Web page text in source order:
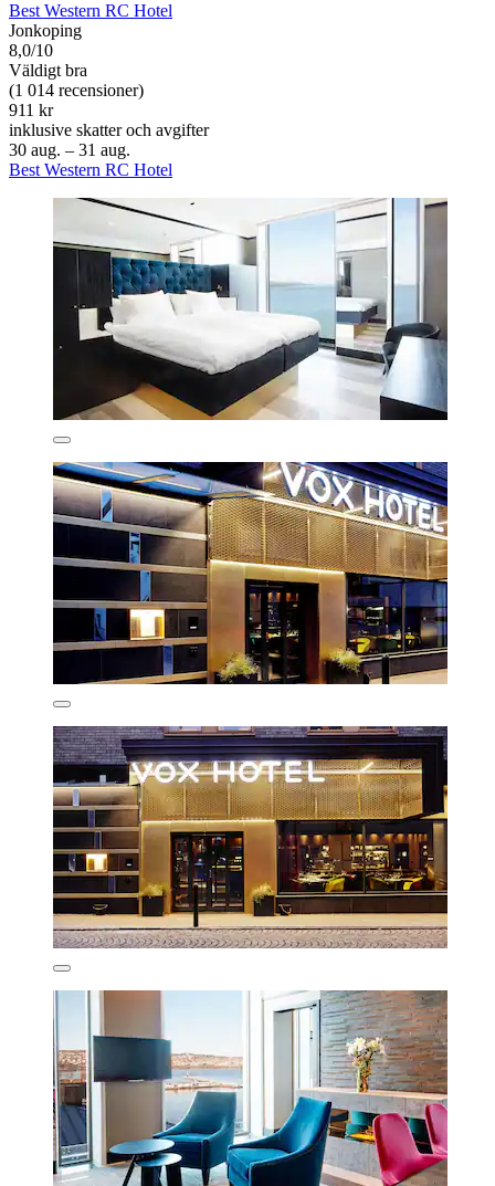
Best Western RC Hotel
Jonkoping
8,0/10
Väldigt bra
(1 014 recensioner)
911 kr
inklusive skatter och avgifter
30 aug. – 31 aug.
Best Western RC Hotel